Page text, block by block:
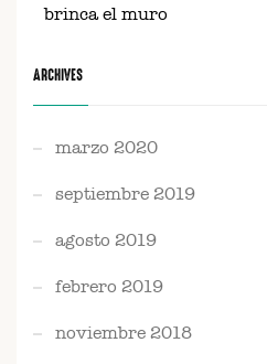
brinca el muro
ARCHIVES
marzo 2020
septiembre 2019
agosto 2019
febrero 2019
noviembre 2018